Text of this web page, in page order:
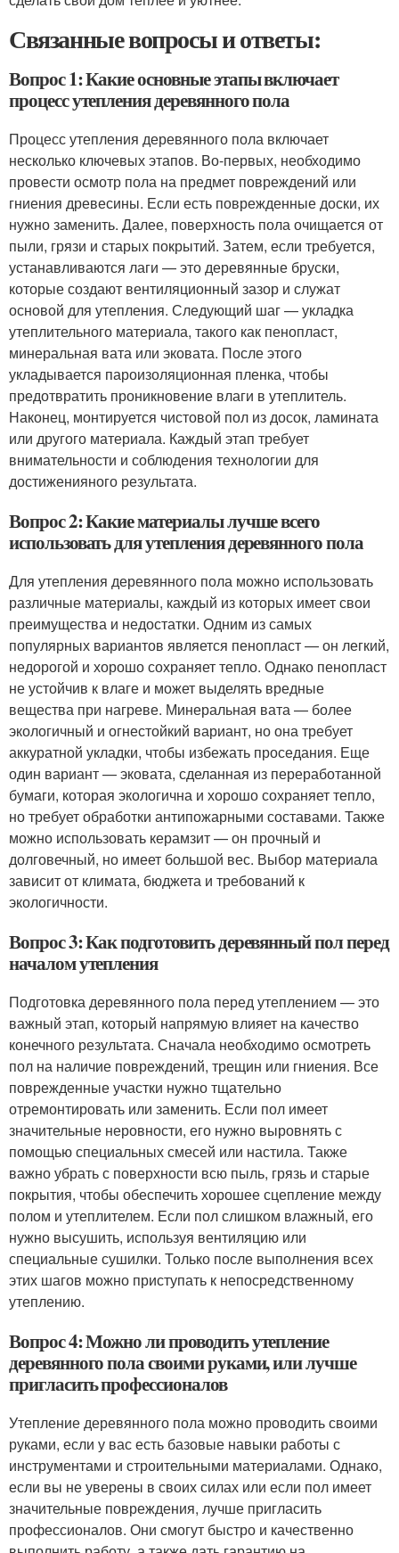
Связанные вопросы и ответы:
Вопрос 1: Какие основные этапы включает
процесс утепления деревянного пола
Процесс утепления деревянного пола включает
несколько ключевых этапов. Во-первых, необходимо
провести осмотр пола на предмет повреждений или
гниения древесины. Если есть поврежденные доски, их
нужно заменить. Далее, поверхность пола очищается от
пыли, грязи и старых покрытий. Затем, если требуется,
устанавливаются лаги — это деревянные бруски,
которые создают вентиляционный зазор и служат
основой для утепления. Следующий шаг — укладка
утеплительного материала, такого как пенопласт,
минеральная вата или эковата. После этого
укладывается пароизоляционная пленка, чтобы
предотвратить проникновение влаги в утеплитель.
Наконец, монтируется чистовой пол из досок, ламината
или другого материала. Каждый этап требует
внимательности и соблюдения технологии для
достиженияного результата.
Вопрос 2: Какие материалы лучше всего
использовать для утепления деревянного пола
Для утепления деревянного пола можно использовать
различные материалы, каждый из которых имеет свои
преимущества и недостатки. Одним из самых
популярных вариантов является пенопласт — он легкий,
недорогой и хорошо сохраняет тепло. Однако пенопласт
не устойчив к влаге и может выделять вредные
вещества при нагреве. Минеральная вата — более
экологичный и огнестойкий вариант, но она требует
аккуратной укладки, чтобы избежать проседания. Еще
один вариант — эковата, сделанная из переработанной
бумаги, которая экологична и хорошо сохраняет тепло,
но требует обработки антипожарными составами. Также
можно использовать керамзит — он прочный и
долговечный, но имеет большой вес. Выбор материала
зависит от климата, бюджета и требований к
экологичности.
Вопрос 3: Как подготовить деревянный пол перед
началом утепления
Подготовка деревянного пола перед утеплением — это
важный этап, который напрямую влияет на качество
конечного результата. Сначала необходимо осмотреть
пол на наличие повреждений, трещин или гниения. Все
поврежденные участки нужно тщательно
отремонтировать или заменить. Если пол имеет
значительные неровности, его нужно выровнять с
помощью специальных смесей или настила. Также
важно убрать с поверхности всю пыль, грязь и старые
покрытия, чтобы обеспечить хорошее сцепление между
полом и утеплителем. Если пол слишком влажный, его
нужно высушить, используя вентиляцию или
специальные сушилки. Только после выполнения всех
этих шагов можно приступать к непосредственному
утеплению.
Вопрос 4: Можно ли проводить утепление
деревянного пола своими руками, или лучше
пригласить профессионалов
Утепление деревянного пола можно проводить своими
руками, если у вас есть базовые навыки работы с
инструментами и строительными материалами. Однако,
если вы не уверены в своих силах или если пол имеет
значительные повреждения, лучше пригласить
профессионалов. Они смогут быстро и качественно